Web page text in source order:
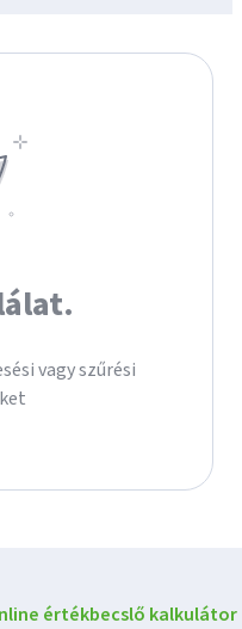
vagy szűrési
értékbecslő kalkulátor